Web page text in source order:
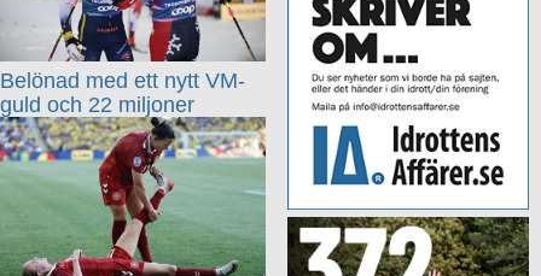
Belönad med ett nytt VM-
guld och 22 miljoner